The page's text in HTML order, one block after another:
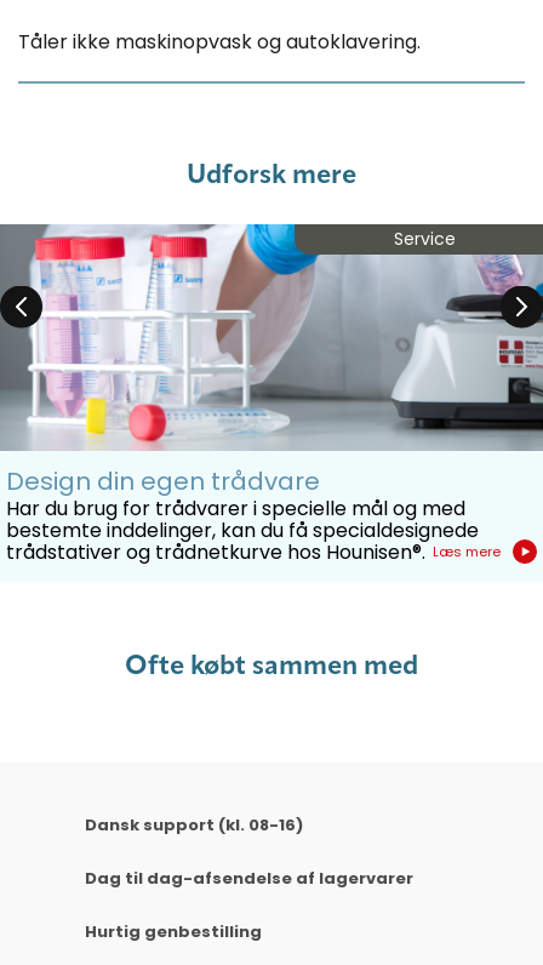
Tåler ikke maskinopvask og autoklavering.
Udforsk mere
Service
Design din egen trådvare
Har du brug for trådvarer i specielle mål og med
bestemte inddelinger, kan du få specialdesignede
trådstativer og trådnetkurve hos Hounisen®. Læs mere
Ofte købt sammen med
Dansk support (kl. 08-16)
Dag til dag-afsendelse af lagervarer
Hurtig genbestilling